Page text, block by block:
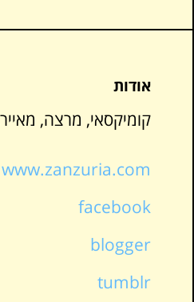
אודות
קומיקסאי, מרצה,
www.zanzuria.com
facebook
blogger
tumblr